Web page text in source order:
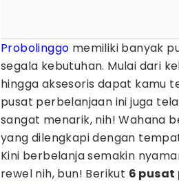
Probolinggo memiliki banyak
segala kebutuhan. Mulai dari
hingga aksesoris dapat kamu
pusat perbelanjaan ini juga
sangat menarik, nih! Wahana
yang dilengkapi dengan
Kini berbelanja semakin
rewel nih, bun! Berikut 6